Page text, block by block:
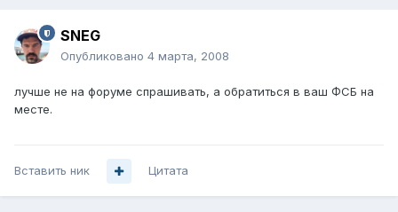
SNEG
Опубликовано 4 марта, 2008
лучше не на форуме спрашивать, а обратиться в ваш ФСБ на
месте.
Вставить ник Цитата